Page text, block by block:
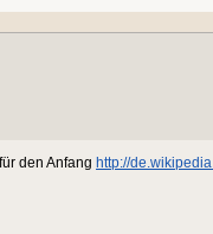
den Anfang http://